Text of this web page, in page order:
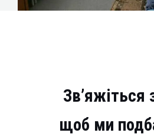
Зв’яжіться
щоб ми